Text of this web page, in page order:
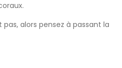
alors pensez à passant la